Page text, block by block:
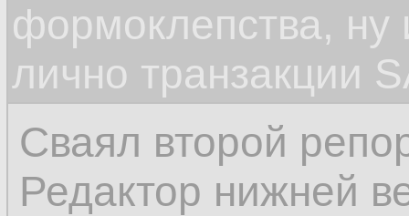
формоклепства,
лично транзакции
Сваял второй
Редактор нижней